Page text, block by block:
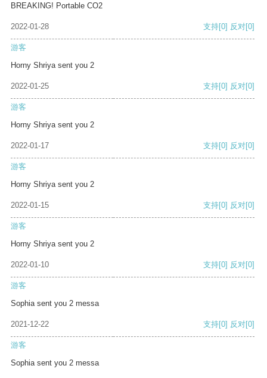
BREAKING! Portable CO2
2022-01-28 支持[0] 反对[0]
游客
Horny Shriya sent you 2
2022-01-25 支持[0] 反对[0]
游客
Horny Shriya sent you 2
2022-01-17 支持[0] 反对[0]
游客
Horny Shriya sent you 2
2022-01-15 支持[0] 反对[0]
游客
Horny Shriya sent you 2
2022-01-10 支持[0] 反对[0]
游客
Sophia sent you 2 messa
2021-12-22 支持[0] 反对[0]
游客
Sophia sent you 2 messa